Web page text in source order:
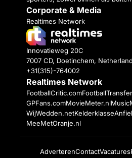
Corporate & Media
Realtimes Network
Innovatieweg 20C
7007 CD, Doetinchem,
+31(315)-764002
Realtimes Network
FootballCritic.com
GPFans.comMovieMeter.nl
WijWedden.netKelderklasse
MeeMetOranje.nl
AdverterenContactVacatures